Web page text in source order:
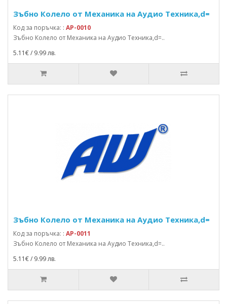
Зъбно Колело от Механика на Аудио Техника,d=
Код за поръчка: : AP-0010
Зъбно Колело от Механика на Аудио Техника,d=..
5.11€ / 9.99 лв.
Зъбно Колело от Механика на Аудио Техника,d=
Код за поръчка: : AP-0011
Зъбно Колело от Механика на Аудио Техника,d=..
5.11€ / 9.99 лв.